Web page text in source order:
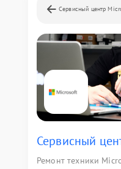
Сервисный центр
Сервисный
Ремонт техники